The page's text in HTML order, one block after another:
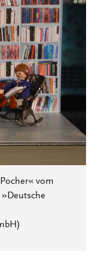
vom
»Deutsche